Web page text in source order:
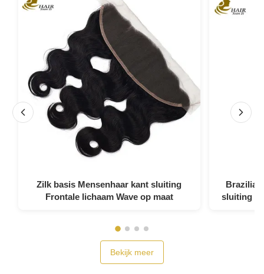
Zilk basis Mensenhaar kant sluiting
Frontale lichaam Wave op maat
sluiting
Bekijk meer